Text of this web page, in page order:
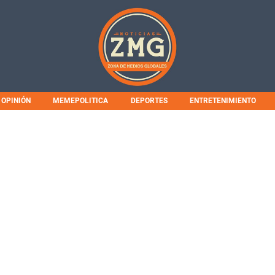
OPINIÓN MEMEPOLITICA DEPORTES ENTRETENIMIENTO